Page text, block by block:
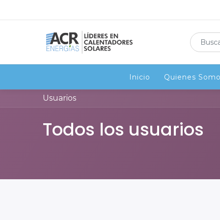
Inicio Quienes
Inicio Quienes
Usuarios
Todos los usuarios